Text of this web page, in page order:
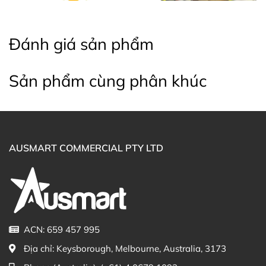
Đánh giá sản phẩm
Sản phẩm cùng phân khúc
AUSMART COMMERCIAL PTY LTD
ACN: 659 457 995
Địa chỉ: Keysborough, Melbourne, Australia, 3173